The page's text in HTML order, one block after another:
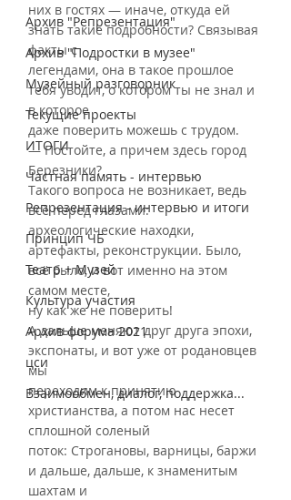
Архив "Репрезентация"
Архив "Подростки в музее"
Музейный разговорник
Текущие проекты
ИТОГИ
Частная память - интервью
Репрезентация - интервью и итоги
Принцип ЧБ
Театр + Музей
Культура участия
Архив форума 2021
цси
Взаимообмен, диалог, поддержка...
них в гостях — иначе, откуда ей
знать такие подробности? Связывая
факты с
легендами, она в такое прошлое
тебя уводит, о котором ты не знал и
в которое
даже поверить можешь с трудом.
— Постойте, а причем здесь город
Березники?
Такого вопроса не возникает, ведь
всё перед глазами:
археологические находки,
артефакты, реконструкции. Было,
всё было, и вот именно на этом
самом месте,
ну как же не поверить!
А дальше меняют друг друга эпохи,
экспонаты, и вот уже от родановцев
мы
переходим к принятию
христианства, а потом нас несет
сплошной соленый
поток: Строгановы, варницы, баржи
и дальше, дальше, к знаменитым
шахтам и